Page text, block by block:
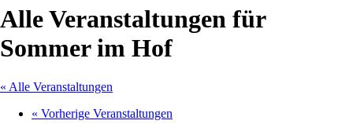
Alle Veranstaltungen für
Sommer im Hof
« Alle Veranstaltungen
« Vorherige Veranstaltungen